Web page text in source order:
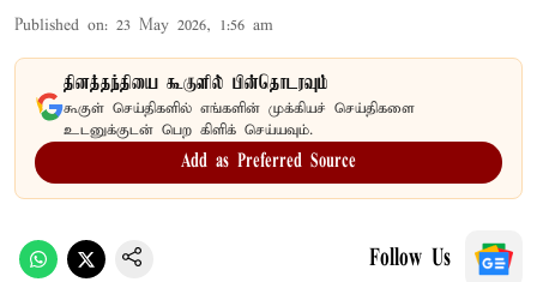
Published on: 23 May 2026, 1:56 am
தினத்தந்தியை கூகுளில் பின்தொடரவும்
கூகுள் செய்திகளில் எங்களின் முக்கியச் செய்திகளை
உடனுக்குடன் பெற கிளிக் செய்யவும்.
Add as Preferred Source
Follow Us